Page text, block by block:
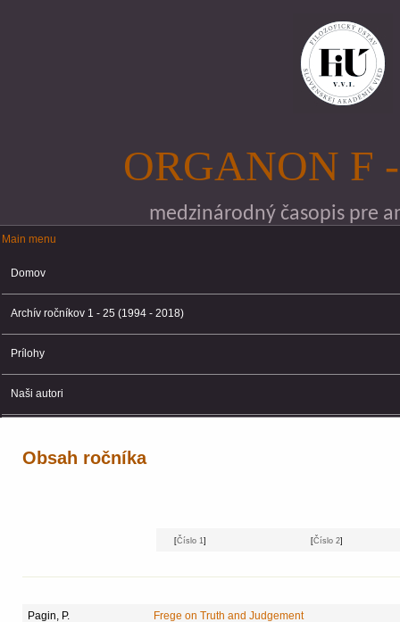
ORGANON F
medzinárodný časopis pre
Main menu
Main menu
Domov
Archív ročníkov 1 - 25 (1994 - 2018)
Prílohy
Naši autori
Obsah ročníka
[Číslo 1] [Číslo 2]
Pagin, P.
Frege on Truth and Judgement